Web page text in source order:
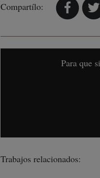
Compartílo:
Para que
Trabajos relacionados: